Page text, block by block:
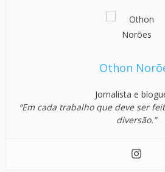
Othon
Jornalista e
“Em cada trabalho que deve ser
diversão.”